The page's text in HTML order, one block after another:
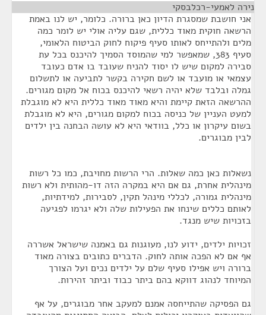
נירה לאמעי-רכלבסקי
אני חושבת שמסגרת הדיון כאן ברורה. כלומר, יש לנו באמת
הרשאה חוקית מאוד כללית, שגם עליה אולי יש לומר כמה
מלים ולהתייחס לאותו סעיף פיקוח לחוק הביטוח הלאומי,
סעיף 383, שמאפשר למי שהמוסד הסמיך להיכנס בכל עת
סבירה למקום שיש לו יסוד להניח שעובד בו אדם כעובד
עצמאי או מועבד או לשם חקירה בקשר לתביעה או לתשלום
גמלה ובלבד שלא יהיה רשאי להיכנס בכוח אל מקום מגורים.
ההרשאה הזאת קיימת והיא מאוד מאוד כללית היא לא מוגבלת
למעט העניין של כניסה בכוח למקום מגורים, היא לא מוגבלת
בשום עיקרון או כלל, בוודאי היא לא עושה הבחנה בין ילדים
לבין מבוגרים.
נשאלות כאן כמה שאלות. הרי הרשות מחויבת, כמו כל רשות
מינהלית אחרת, גם אם היא במקרה הזה דו-מהותית ולא רשות
מינהלית גמורה, לכללי מינהל תקין, לסבירות, למידתיות,
לאותם כללים שינחו את הפעילות שלה ולא יגרמו לפגיעה
בזכויות שיש מנגד.
זכויות ילדים, ידוע לנו, מעוגנות גם באמנה שישראל אשררה
אף אם לא הפכה אותה לחוק. הדברים כתובים בצורה מאוד
ברורה ויש אפילו סעיף שלם על ילדים נכים ועל הצורך
המיוחד לנהוג דווקא בהם ביתר כבוד וביתר זהירות.
גם הפסיקה שהתייחסה אמנם למעקב אחר מבוגרים, על אף